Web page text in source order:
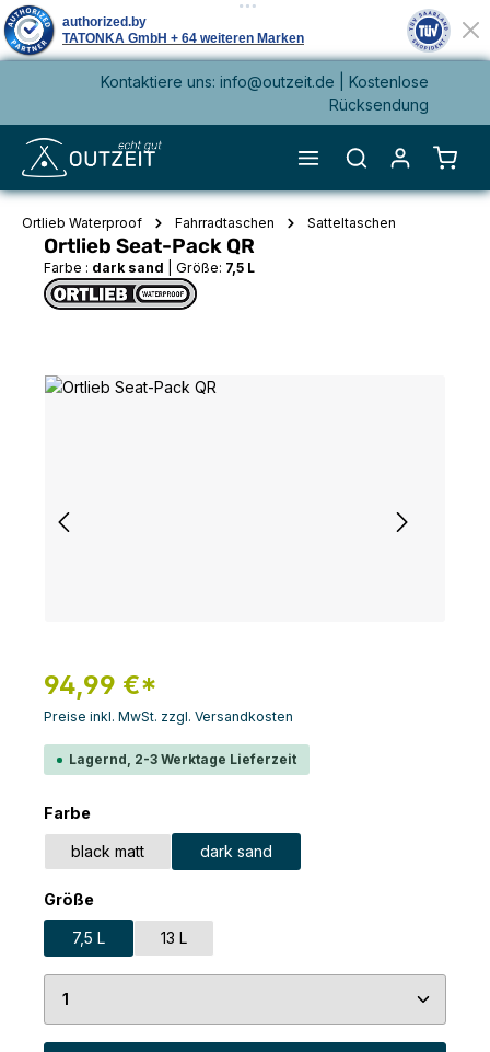
springenKontaktiere uns: info@outzeit.de | Kostenlose
Rücksendung
Ortlieb Waterproof Fahrradtaschen Satteltaschen
Ortlieb Seat-Pack QR
Farbe : dark sand Größe: 7,5 L
Bildergalerie überspringen
94,99 €*
Preise inkl. MwSt. zzgl. Versandkosten
Lagernd, 2-3 Werktage Lieferzeit
Farbeauswählen
black matt dark sand
Größeauswählen
7,5 L 13 L
Produkt Anzahl: Gib den gewünschten Wert